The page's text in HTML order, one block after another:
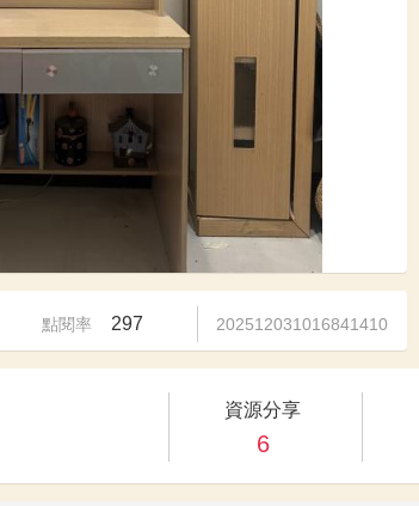
點閱率 297 202512031016841410
資源分享
6